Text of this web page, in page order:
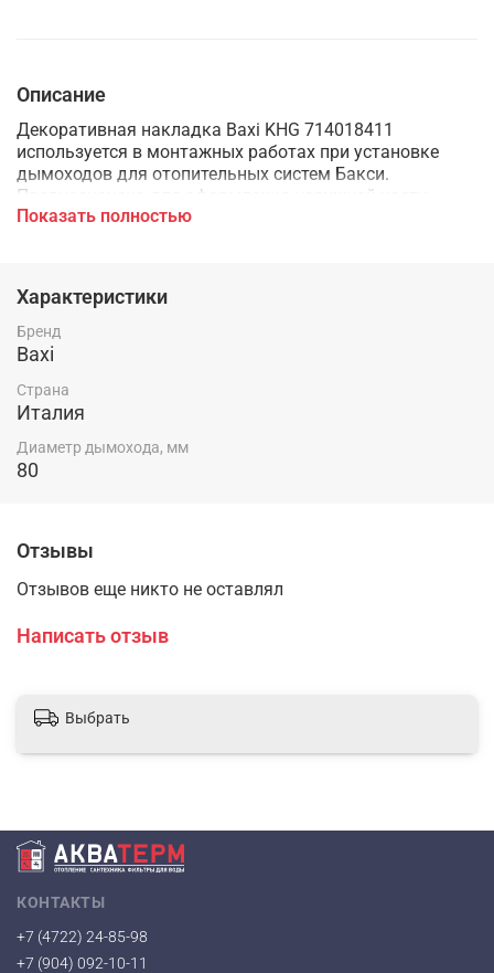
Описание
Декоративная накладка Baxi KHG 714018411
используется в монтажных работах при установке
дымоходов для отопительных систем Бакси.
Предназначена для оформления наружной части
стены в месте прохода через нее трубы.
Показать полностью
Характеристики
Бренд
Baxi
Страна
Италия
Диаметр дымохода, мм
80
Отзывы
Отзывов еще никто не оставлял
Написать отзыв
Выбрать
КОНТАКТЫ
+7 (4722) 24-85-98
+7 (904) 092-10-11